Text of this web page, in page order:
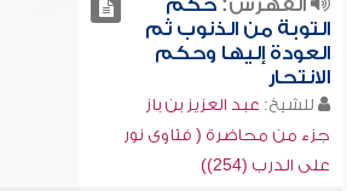
الفهرس:حكم
التوبة من الذنوب ثم
العودة إليها وحكم
الانتحار
للشيخ: عبد العزيز بن باز
جزء من محاضرة ( فتاوى نور
على الدرب (254))